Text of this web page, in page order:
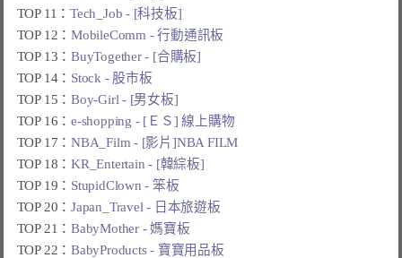
TOP 11：Tech_Job - [科技板]
TOP 12：MobileComm - 行動通訊板
TOP 13：BuyTogether - [合購板]
TOP 14： Stock - 股市板
TOP 15：Boy-Girl - [男女板]
TOP 16：e-shopping - [ＥＳ] 線上購物
TOP 17：NBA_Film - [影片]NBA FILM
TOP 18：KR_Entertain - [韓綜板]
TOP 19： StupidClown - 笨板
TOP 20：Japan_Travel - 日本旅遊板
TOP 21：BabyMother - 媽寶板
TOP 22：BabyProducts - 寶寶用品板